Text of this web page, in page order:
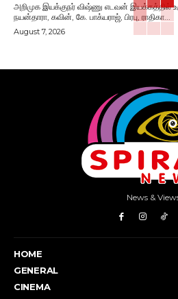
அறிமுக இயக்குநர் விஷ்ணு எடவன் இயக்கத்தில்
நயன்தாரா, கவின், கே. பாக்யராஜ், பிரபு, ராதிகா...
August 7, 2026
News &
HOME
GENERAL
CINEMA